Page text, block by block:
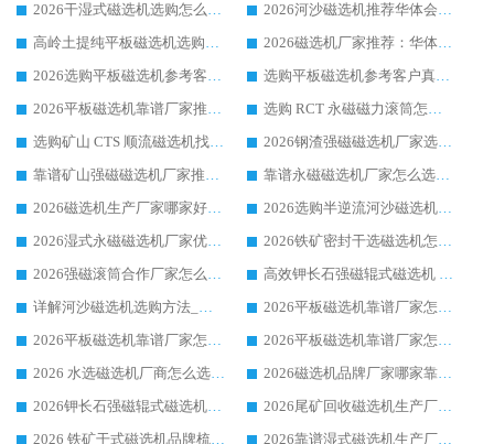
2026干湿式磁选机选购怎么选?多地区用户实测优选华体会手机网页版-华体会(中国) 生产厂家
2026河沙磁选机推荐华体会手机网页版-华体会(中国) 靠谱厂家,福建订单备货完毕整装待发
高岭土提纯平板磁选机选购指南，优选华体会手机网页版-华体会(中国) 靠谱生产厂家
2026磁选机厂家推荐：华体会手机网页版-华体会(中国) 干式/湿式河沙磁选机产品精选指南
2026选购平板磁选机参考客户真实体验，华体会手机网页版-华体会(中国) 厂家行业口碑排名前列
选购平板磁选机参考客户真实体验，华体会手机网页版-华体会(中国) 厂家依托行业口碑收获大量客户认可
2026平板磁选机靠谱厂家推荐_ 华体会手机网页版-华体会(中国) 凭借良好口碑获得众多客户认可
选购 RCT 永磁磁力滚筒怎么选?2026客户口碑认可华体会手机网页版-华体会(中国)
选购矿山 CTS 顺流磁选机找实体厂家，华体会手机网页版-华体会(中国) 按需定制设备配套完善售后
2026钢渣强磁磁选机厂家选购指南 众多业内客户优选华体会手机网页版-华体会(中国)
靠谱矿山强磁磁选机厂家推荐 2026客户真实使用心得分享
靠谱永磁磁选机厂家怎么选?福建客户真实体验分享华体会手机网页版-华体会(中国) 品牌
2026磁选机生产厂家哪家好?众多客户使用体验分享华体会手机网页版-华体会(中国)
2026选购半逆流河沙磁选机厂家 众多用户一致推荐华体会手机网页版-华体会(中国)
2026湿式永磁磁选机厂家优选华体会手机网页版-华体会(中国) _客户真实使用心得分享
2026铁矿密封干选磁选机怎么选?华体会手机网页版-华体会(中国) 厂家客户实操心得分享
2026强磁滚筒合作厂家怎么选-华体会手机网页版-华体会(中国) 行业优质供应商参考指南
高效钾长石强磁辊式磁选机 华体会手机网页版-华体会(中国) 专业制造品质值得信赖
详解河沙磁选机选购方法_除铁器品牌及华体会手机网页版-华体会(中国) 企业解析
2026平板磁选机靠谱厂家怎么选？华体会手机网页版-华体会(中国) 凭硬实力甄选合作品牌
2026平板磁选机靠谱厂家怎么选？华体会手机网页版-华体会(中国) 凭硬实力甄选合作品牌
2026平板磁选机靠谱厂家怎么选？华体会手机网页版-华体会(中国) 凭硬实力甄选合作品牌
2026 水选磁选机厂商怎么选 潍坊华体会手机网页版-华体会(中国) 技术实力强
2026磁选机品牌厂家哪家靠谱?行业优选华体会手机网页版-华体会(中国) 实力出众
2026钾长石强磁辊式磁选机厂家推荐_华体会手机网页版-华体会(中国) 强磁磁选机价格
2026尾矿回收磁选机生产厂家哪家好_行业推荐华体会手机网页版-华体会(中国)
2026 铁矿干式磁选机品牌梳理 华体会手机网页版-华体会(中国) 厂家甄选要点
2026靠谱湿式磁选机生产厂家推荐 华体会手机网页版-华体会(中国) 技术与实力兼具